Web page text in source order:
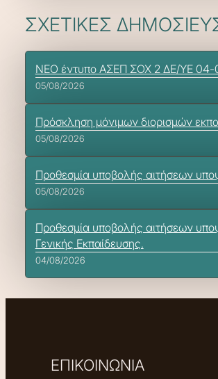
ΣΧΕΤΙΚΕΣ
ΝΕΟ έντυπο ΑΣΕΠ ΣΟΧ 2 ΔΕ/ΥΕ 04-
05/08/2026
Πρόσκληση μόνιμων διορισμών
05/08/2026
Προθεσμία υποβολής αιτήσεων
05/08/2026
Προθεσμία υποβολής αιτήσεων
Γενικής Εκπαίδευσης.
04/08/2026
ΕΠΙΚΟΙΝΩΝΙΑ